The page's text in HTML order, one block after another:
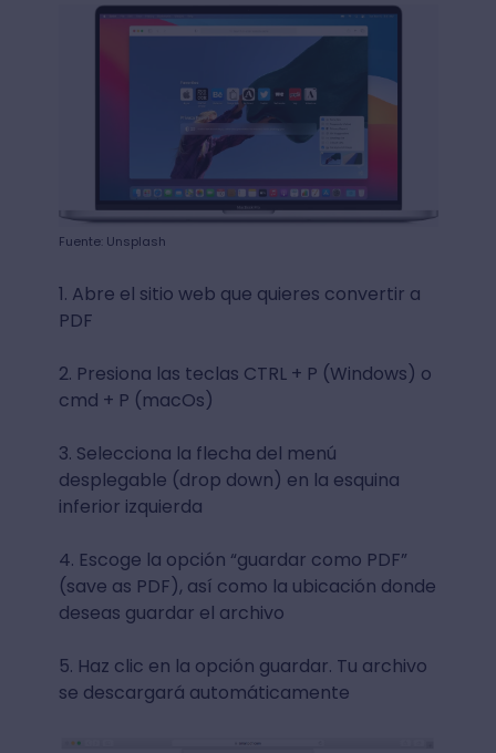
Fuente: Unsplash
1. Abre el sitio web que quieres convertir a
PDF
2. Presiona las teclas CTRL + P (Windows) o
cmd + P (macOs)
3. Selecciona la flecha del menú
desplegable (drop down) en la esquina
inferior izquierda
4. Escoge la opción “guardar como PDF”
(save as PDF), así como la ubicación donde
deseas guardar el archivo
5. Haz clic en la opción guardar. Tu archivo
se descargará automáticamente